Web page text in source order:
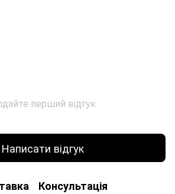
перший відгук
Написати відгук
Консультація